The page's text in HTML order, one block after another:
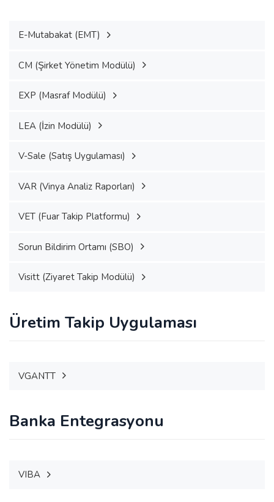
E-Mutabakat (EMT)
CM (Şirket Yönetim Modülü)
EXP (Masraf Modülü)
LEA (İzin Modülü)
V-Sale (Satış Uygulaması)
VAR (Vinya Analiz Raporları)
VET (Fuar Takip Platformu)
Sorun Bildirim Ortamı (SBO)
Visitt (Ziyaret Takip Modülü)
Üretim Takip Uygulaması
VGANTT
Banka Entegrasyonu
VIBA